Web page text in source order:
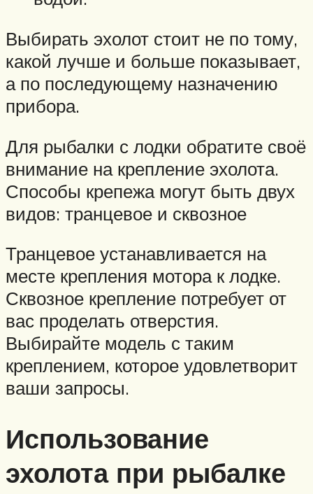
Выбирать эхолот стоит не по тому,
какой лучше и больше показывает,
а по последующему назначению
прибора.
Для рыбалки с лодки обратите своё
внимание на крепление эхолота.
Способы крепежа могут быть двух
видов: транцевое и сквозное
Транцевое устанавливается на
месте крепления мотора к лодке.
Сквозное крепление потребует от
вас проделать отверстия.
Выбирайте модель с таким
креплением, которое удовлетворит
ваши запросы.
Использование
эхолота при рыбалке